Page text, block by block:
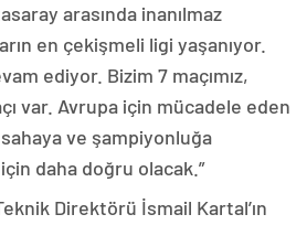
arasında inanılmaz
en çekişmeli ligi yaşanıyor.
ediyor. Bizim 7 maçımız,
var. Avrupa için mücadele eden
ve şampiyonluğa
daha doğru olacak.”
Direktörü İsmail Kartal’ın